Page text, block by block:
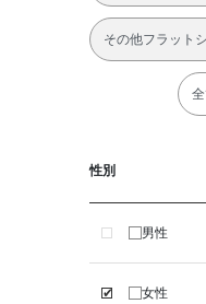
その他フラット
性別
男性
女性